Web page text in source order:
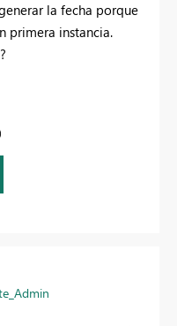
la fecha porque
primera instancia.